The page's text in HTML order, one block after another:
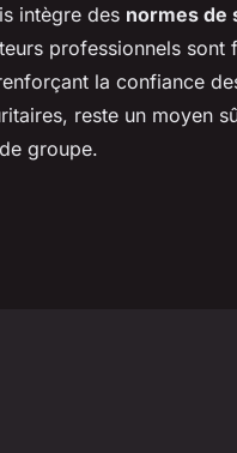
intègre des normes de
professionnels
la confiance
reste un moyen
groupe.